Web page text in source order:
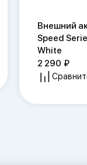
Внешний
Speed
White
2 290